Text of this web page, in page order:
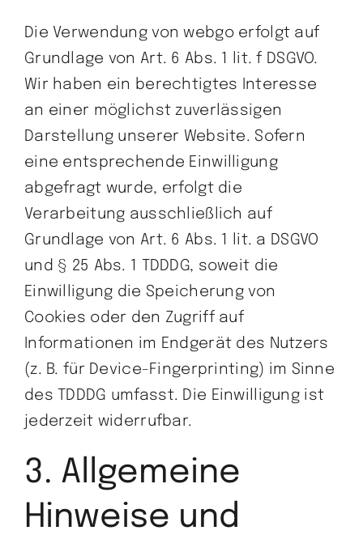
Die Verwendung von webgo erfolgt auf
Grundlage von Art. 6 Abs. 1 lit. f DSGVO.
Wir haben ein berechtigtes Interesse
an einer möglichst zuverlässigen
Darstellung unserer Website. Sofern
eine entsprechende Einwilligung
abgefragt wurde, erfolgt die
Verarbeitung ausschließlich auf
Grundlage von Art. 6 Abs. 1 lit. a DSGVO
und § 25 Abs. 1 TDDDG, soweit die
Einwilligung die Speicherung von
Cookies oder den Zugriff auf
Informationen im Endgerät des Nutzers
(z. B. für Device-Fingerprinting) im Sinne
des TDDDG umfasst. Die Einwilligung ist
jederzeit widerrufbar.
3. Allgemeine
Hinweise und